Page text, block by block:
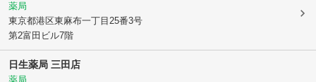
薬局
東京都港区東麻布一丁目25番3号
第2富田ビル7階
日生薬局 三田店
薬局